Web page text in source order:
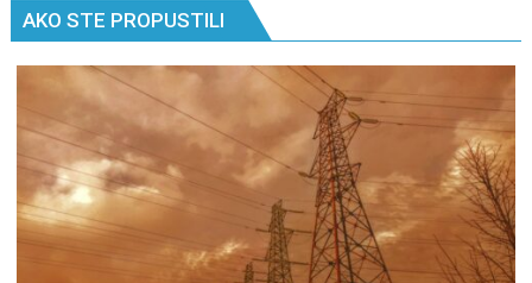
AKO STE PROPUSTILI